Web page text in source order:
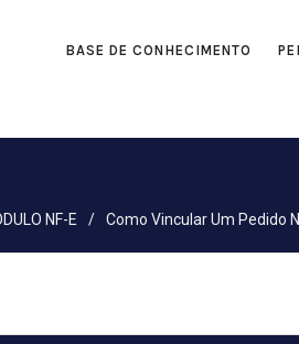
BASE DE CONHECIMENTO
NF-E / Como Vincular Um Pedido